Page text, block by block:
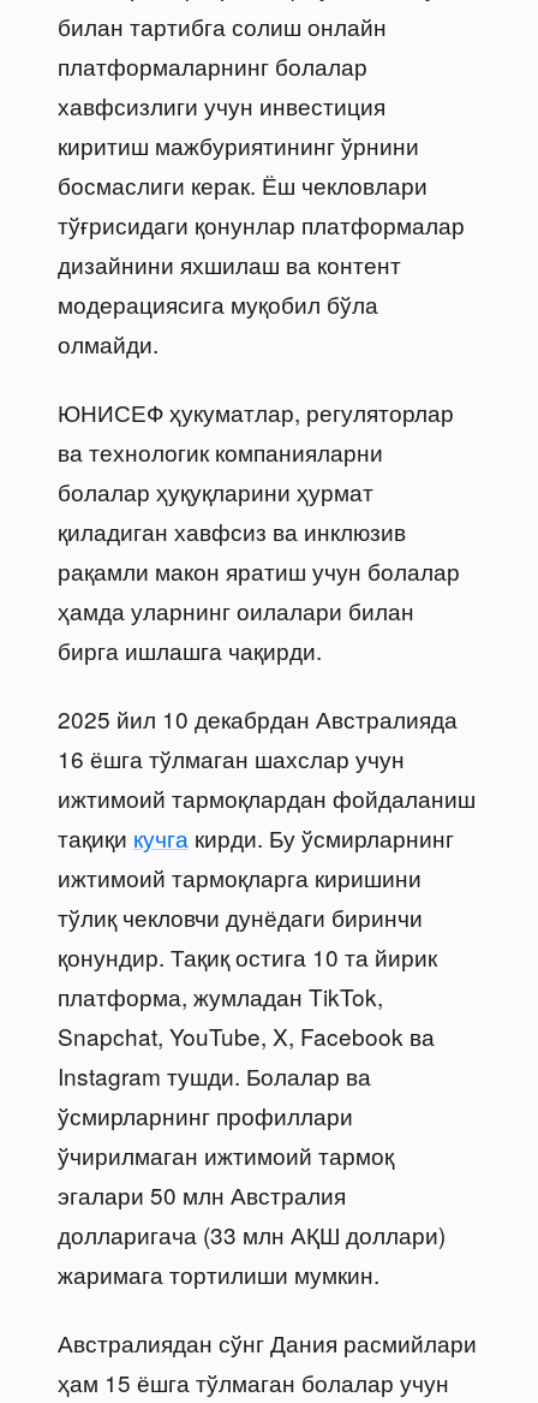
билан тартибга солиш онлайн
платформаларнинг болалар
хавфсизлиги учун инвестиция
киритиш мажбуриятининг ўрнини
босмаслиги керак. Ёш чекловлари
тўғрисидаги қонунлар платформалар
дизайнини яхшилаш ва контент
модерациясига муқобил бўла
олмайди.
ЮНИСЕФ ҳукуматлар, регуляторлар
ва технологик компанияларни
болалар ҳуқуқларини ҳурмат
қиладиган хавфсиз ва инклюзив
рақамли макон яратиш учун болалар
ҳамда уларнинг оилалари билан
бирга ишлашга чақирди.
2025 йил 10 декабрдан Австралияда
16 ёшга тўлмаган шахслар учун
ижтимоий тармоқлардан фойдаланиш
тақиқи кучга кирди. Бу ўсмирларнинг
ижтимоий тармоқларга киришини
тўлиқ чекловчи дунёдаги биринчи
қонундир. Тақиқ остига 10 та йирик
платформа, жумладан TikTok,
Snapchat, YouTube, X, Facebook ва
Instagram тушди. Болалар ва
ўсмирларнинг профиллари
ўчирилмаган ижтимоий тармоқ
эгалари 50 млн Австралия
долларигача (33 млн АҚШ доллари)
жаримага тортилиши мумкин.
Австралиядан сўнг Дания расмийлари
ҳам 15 ёшга тўлмаган болалар учун